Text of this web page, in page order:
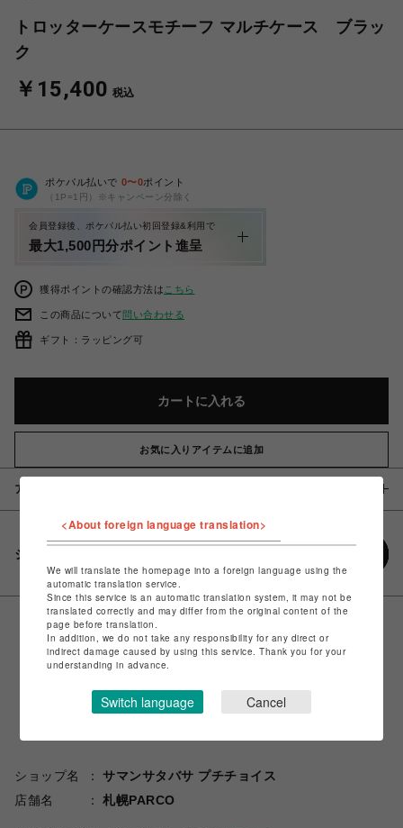
トロッターケースモチーフ マルチケース ブラッ
ク
￥15,400 税込
ポケパル払いで 0〜0ポイント
（1P=1円）※キャンペーン分除く
会員登録後、ポケパル払い初回登録&利用で
最大1,500円分ポイント進呈
獲得ポイントの確認方法は こちら
この商品について問い合わせる
ギフト：ラッピング可
カートに入れる
お気に入りアイテムに追加
アイテム説明 / 素材
シェアする
ショップ名
サマンサタバサ プチチョイス
店舗名
札幌PARCO
<About foreign language translation>
We will translate the homepage into a foreign language using the
automatic translation service.
Since this service is an automatic translation system, it may not be
translated correctly and may differ from the original content of the
page before translation.
In addition, we do not take any responsibility for any direct or
indirect damage caused by using this service. Thank you for your
understanding in advance.
Switch language Cancel